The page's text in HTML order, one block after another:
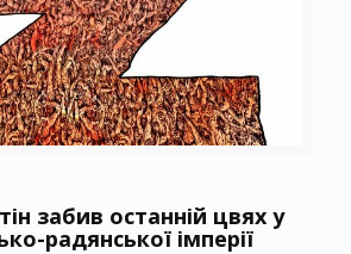
забив останній цвях у
радянської імперії